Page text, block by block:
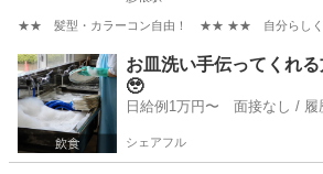
★★ 髪型・カラーコン自由！ ★★ ★★ 自分らしく働け
滋賀 彦根市 彦根駅 その他 スタッフ
お皿洗い手伝ってくれ
🥹
日給例1万円〜 面接なし / 履
シェアフル